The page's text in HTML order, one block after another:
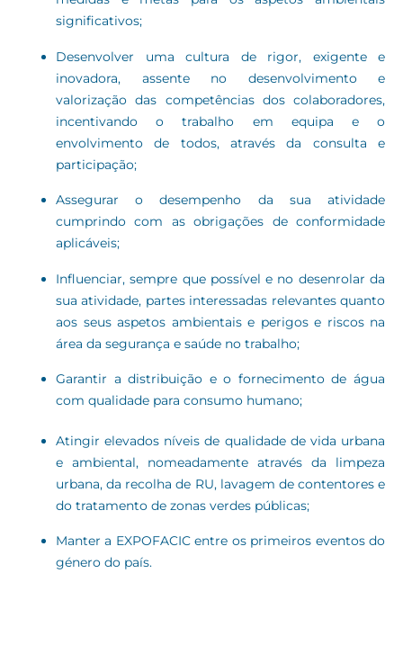
significativos;
Desenvolver uma cultura de rigor, exigente e
inovadora, assente no desenvolvimento e
valorização das competências dos colaboradores,
incentivando o trabalho em equipa e o
envolvimento de todos, através da consulta e
participação;
Assegurar o desempenho da sua atividade
cumprindo com as obrigações de conformidade
aplicáveis;
Influenciar, sempre que possível e no desenrolar da
sua atividade, partes interessadas relevantes quanto
aos seus aspetos ambientais e perigos e riscos na
área da segurança e saúde no trabalho;
Garantir a distribuição e o fornecimento de água
com qualidade para consumo humano;
Atingir elevados níveis de qualidade de vida urbana
e ambiental, nomeadamente através da limpeza
urbana, da recolha de RU, lavagem de contentores e
do tratamento de zonas verdes públicas;
Manter a EXPOFACIC entre os primeiros eventos do
género do país.